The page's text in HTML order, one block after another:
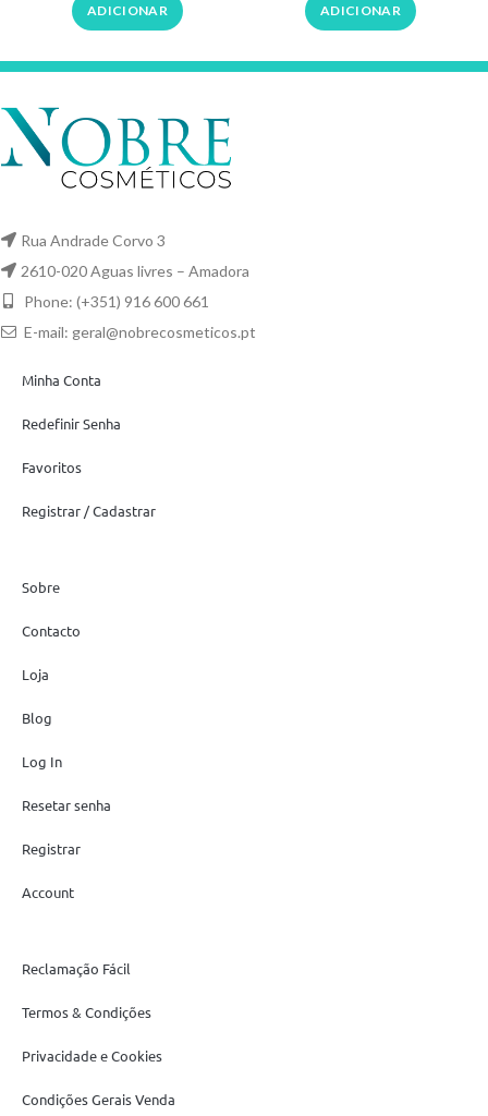
ADICIONAR ADICIONAR
Rua Andrade Corvo 3
2610-020 Aguas livres – Amadora
Phone: (+351) 916 600 661
E-mail: geral@nobrecosmeticos.pt
Minha Conta
Redefinir Senha
Favoritos
Registrar / Cadastrar
Sobre
Contacto
Loja
Blog
Log In
Resetar senha
Registrar
Account
Reclamação Fácil
Termos & Condições
Privacidade e Cookies
Condições Gerais Venda